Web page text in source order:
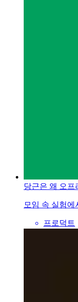
당근은 왜 오프
모임 속 실험
프로덕트